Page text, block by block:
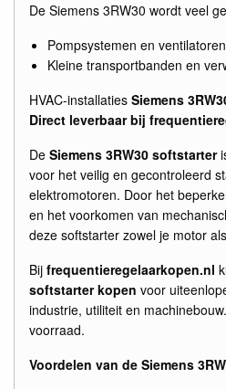
De Siemens 3RW30 wordt veel
Pompsystemen en ventilatoren
Kleine transportbanden en
HVAC-installaties Siemens
Direct leverbaar bij
De Siemens 3RW30 softstarter
voor het veilig en gecontroleerd
elektromotoren. Door het
en het voorkomen van
deze softstarter zowel je motor
Bij frequentieregelaarkopen.nl
softstarter kopen voor
industrie, utiliteit en
voorraad.
Voordelen van de Siemens